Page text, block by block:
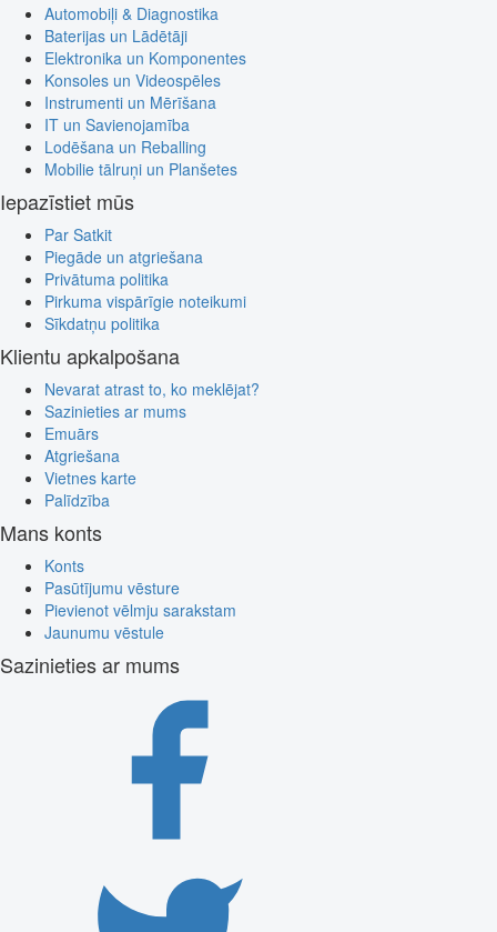
Automobiļi & Diagnostika
Baterijas un Lādētāji
Elektronika un Komponentes
Konsoles un Videospēles
Instrumenti un Mērīšana
IT un Savienojamība
Lodēšana un Reballing
Mobilie tālruņi un Planšetes
Iepazīstiet mūs
Par Satkit
Piegāde un atgriešana
Privātuma politika
Pirkuma vispārīgie noteikumi
Sīkdatņu politika
Klientu apkalpošana
Nevarat atrast to, ko meklējat?
Sazinieties ar mums
Emuārs
Atgriešana
Vietnes karte
Palīdzība
Mans konts
Konts
Pasūtījumu vēsture
Pievienot vēlmju sarakstam
Jaunumu vēstule
Sazinieties ar mums